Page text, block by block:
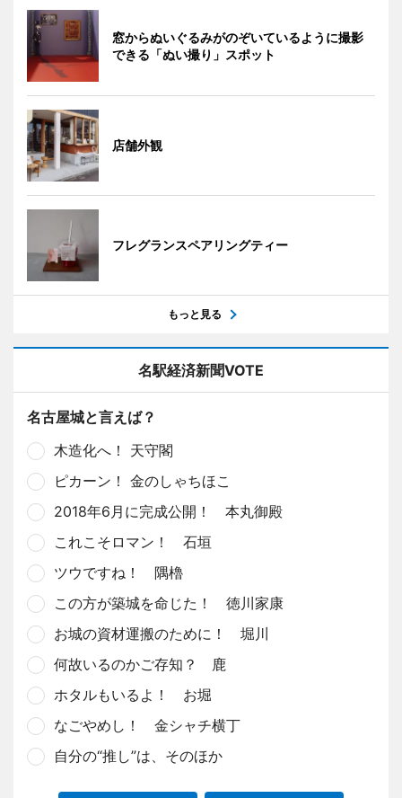
窓からぬいぐるみがのぞいているように撮影
できる「ぬい撮り」スポット
店舗外観
フレグランスペアリングティー
もっと見る
名駅経済新聞VOTE
名古屋城と言えば？
木造化へ！ 天守閣
ピカーン！ 金のしゃちほこ
2018年6月に完成公開！ 本丸御殿
これこそロマン！ 石垣
ツウですね！ 隅櫓
この方が築城を命じた！ 徳川家康
お城の資材運搬のために！ 堀川
何故いるのかご存知？ 鹿
ホタルもいるよ！ お堀
なごやめし！ 金シャチ横丁
自分の“推し”は、そのほか